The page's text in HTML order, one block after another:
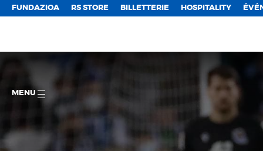
FUNDAZIOA RS STORE BILLETTERIE HOSPITALITY
MENU